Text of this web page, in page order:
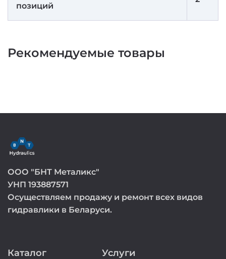
позиций
Рекомендуемые товары
ООО "БНТ Металикс"
УНП 193887571
Осуществляем продажу и ремонт всех видов
гидравлики в Беларуси.
Каталог Услуги